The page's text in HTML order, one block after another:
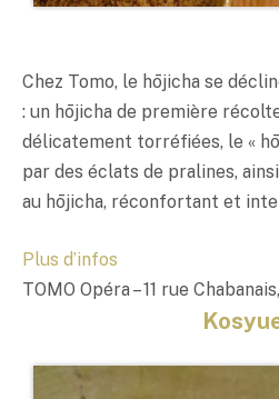
Chez Tomo, le hōjicha se
: un hōjicha de première
délicatement torréfiées, le «
par des éclats de pralines,
au hōjicha, réconfortant et
Plus d’infos
TOMO Opéra – 11 rue